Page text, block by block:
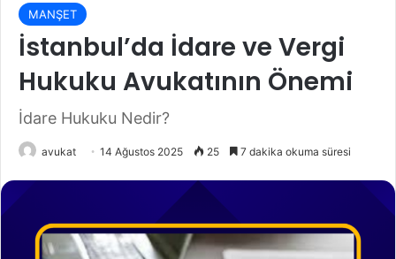
MANŞET
İstanbul’da İdare ve Vergi
Hukuku Avukatının Önemi
İdare Hukuku Nedir?
avukat 14 Ağustos 2025 25 7 dakika okuma süresi